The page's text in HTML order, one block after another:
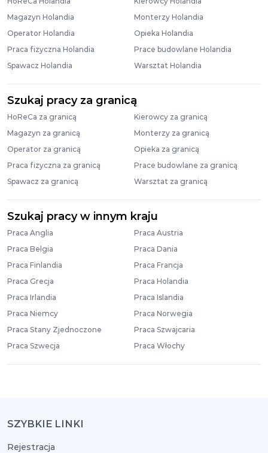
Magazyn Holandia
Monterzy Holandia
Operator Holandia
Opieka Holandia
Praca fizyczna Holandia
Prace budowlane Holandia
Spawacz Holandia
Warsztat Holandia
Szukaj pracy za granicą
HoReCa za granicą
Kierowcy za granicą
Magazyn za granicą
Monterzy za granicą
Operator za granicą
Opieka za granicą
Praca fizyczna za granicą
Prace budowlane za granicą
Spawacz za granicą
Warsztat za granicą
Szukaj pracy w innym kraju
Praca Anglia
Praca Austria
Praca Belgia
Praca Dania
Praca Finlandia
Praca Francja
Praca Grecja
Praca Holandia
Praca Irlandia
Praca Islandia
Praca Niemcy
Praca Norwegia
Praca Stany Zjednoczone
Praca Szwajcaria
Praca Szwecja
Praca Włochy
SZYBKIE LINKI
Rejestracja